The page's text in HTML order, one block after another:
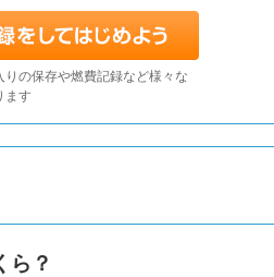
りの保存や燃費記録など様々な
ます
ら？